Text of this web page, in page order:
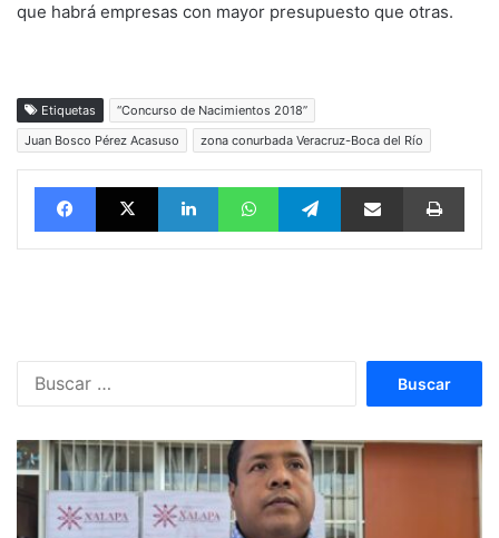
que habrá empresas con mayor presupuesto que otras.
Etiquetas
“Concurso de Nacimientos 2018”
Juan Bosco Pérez Acasuso
zona conurbada Veracruz-Boca del Río
FacebookX LinkedInWhatsAppTelegramvía email